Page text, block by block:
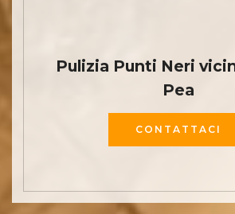
Pulizia Punti Neri
Pea
CONTATTACI